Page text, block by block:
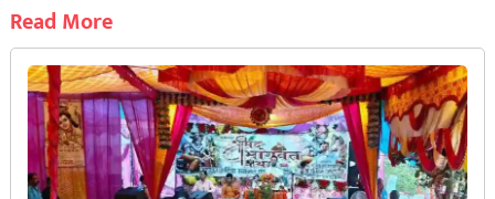
Read More